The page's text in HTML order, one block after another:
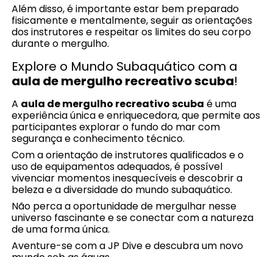
Além disso, é importante estar bem preparado
fisicamente e mentalmente, seguir as orientações
dos instrutores e respeitar os limites do seu corpo
durante o mergulho.
Explore o Mundo Subaquático com a
aula de mergulho recreativo scuba!
A aula de mergulho recreativo scuba é uma
experiência única e enriquecedora, que permite aos
participantes explorar o fundo do mar com
segurança e conhecimento técnico.
Com a orientação de instrutores qualificados e o
uso de equipamentos adequados, é possível
vivenciar momentos inesquecíveis e descobrir a
beleza e a diversidade do mundo subaquático.
Não perca a oportunidade de mergulhar nesse
universo fascinante e se conectar com a natureza
de uma forma única.
Aventure-se com a JP Dive e descubra um novo